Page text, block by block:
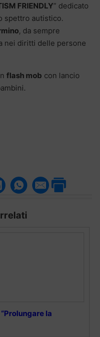
FRIENDLY” dedicato
spettro autistico.
, da sempre
nei diritti delle persone
flash mob con lancio
la